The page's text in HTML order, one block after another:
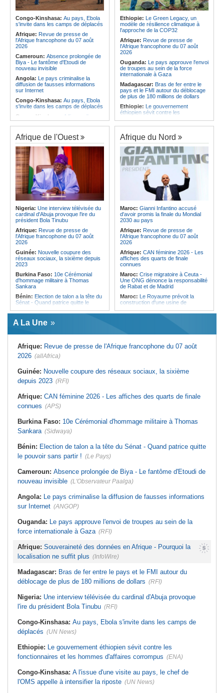
Afrique:La LSF salue le lancement
du premier ETF obligataire
souverain africain (USD) disponible
en Europe
Afrique: Promesse de la finale de la
Coupe du Monde 2030 au Maroc -
Infantino marquera-t-il le but de son
corrige le Kabuscorp en match de
préparation
Angola:Des experts prélèvent des
échantillons pour identifier les
victimes de l'accident de Cuanza-
Sul
Congo-Kinshasa: Au pays, Ebola
s'invite dans les camps de déplacés
Afrique: Revue de presse de
l'Afrique francophone du 07 août
2026
Cameroun: Absence prolongée de
Biya - Le fantôme d'Etoudi de
nouveau invisible
Angola: Le pays criminalise la
diffusion de fausses informations
sur Internet
Congo-Kinshasa: Au pays, Ebola
s'invite dans les camps de déplacés
Congo-Kinshasa:
A l'issue d'une
visite au pays, le chef de l'OMS
appelle à intensifier la riposte
Congo-Kinshasa:Transfert de 15
personnes vers l'AFC/M23
Centrafrique:
Un réseau mondial
de professionnels de la santé
connectés par la télémédecine
Congo-Kinshasa:Ebola au pays -
Africa CDC mise sur les
communautés
Afrique Centrale:L'explosion de la
demande de viande de brousse
extermine la faune sauvage
Ethiopie: Le Green Legacy, un
modèle de résilience climatique à
l'approche de la COP32
Afrique: Revue de presse de
l'Afrique francophone du 07 août
2026
Ouganda: Le pays approuve l'envoi
de troupes au sein de la force
internationale à Gaza
Madagascar: Bras de fer entre le
pays et le FMI autour du déblocage
de plus de 180 millions de dollars
Ethiopie: Le gouvernement
éthiopien sévit contre les
Kenya:Des associations de
femmes marchent pour dénoncer
les disparitions forcées
Afrique:La CEA renforce les
capacités des parlementaires de
l'Afrique de l'Est
Congo-Kinshasa:Après l'accord
avec une branche des FDLR, les
zones d'ombre persistent
Sud-Soudan:Le pays à la croisée
des chemins, alerte l'ONU
Rwanda:Rome et Kigali discutent
d'une possible externalisation au
pays des procédures d'asile à
destination de l'Italie
Afrique de l'Ouest
Nigeria: Une interview télévisée du
cardinal d'Abuja provoque l'ire du
président Bola Tinubu
Afrique: Revue de presse de
l'Afrique francophone du 07 août
2026
Guinée: Nouvelle coupure des
réseaux sociaux, la sixième depuis
2023
Burkina Faso: 10e Cérémonial
d'hommage militaire à Thomas
Sankara
Bénin: Election de talon a la tête du
Sénat - Quand patrice quitte le
Cameroun:
Biya - Le fantôme d'Etoudi de
cardinal d'Abuja provoque l'ire du
président Bola Tinubu
parleur «Djidji Ayôkwé» prend une
dimension politique
Guinée: Le président dissipe les
santé dans un message publié sur X
Afrique:Etats généraux de
rupture
Afrique du Nord
Maroc: Gianni Infantino accusé
d'avoir promis la finale du Mondial
2030 au pays
Afrique: Revue de presse de
l'Afrique francophone du 07 août
2026
Afrique: CAN féminine 2026 - Les
affiches des quarts de finale
connues
Maroc: Crise migratoire à Ceuta -
Une ONG dénonce la responsabilité
de Rabat et de Madrid
Maroc: Le Royaume prévoit la
construction d'une usine de
déchets à Casablanca
agents de sécurité, selon des
associations
Afrique:Promesse de la finale de la
maintien ?
Maroc:Driss Lachguar - Les défis
traitement courageux des causes
profondes
A La Une
Afrique: Revue de presse de l'Afrique francophone du 07 août
2026 (allAfrica)
Guinée: Nouvelle coupure des réseaux sociaux, la sixième
depuis 2023 (RFI)
Afrique: CAN féminine 2026 - Les affiches des quarts de finale
connues (APS)
Burkina Faso: 10e Cérémonial d'hommage militaire à Thomas
Sankara (Sidwaya)
Bénin: Election de talon a la tête du Sénat - Quand patrice quitte
le pouvoir sans partir ! (Le Pays)
Cameroun: Absence prolongée de Biya - Le fantôme d'Etoudi de
nouveau invisible (L'Observateur Paalga)
Angola: Le pays criminalise la diffusion de fausses informations
sur Internet (ANGOP)
Ouganda: Le pays approuve l'envoi de troupes au sein de la
force internationale à Gaza (RFI)
Afrique: Souveraineté des données en Afrique - Pourquoi la
localisation ne suffit plus (InfoWire)
Madagascar: Bras de fer entre le pays et le FMI autour du
déblocage de plus de 180 millions de dollars (RFI)
Nigeria: Une interview télévisée du cardinal d'Abuja provoque
l'ire du président Bola Tinubu (RFI)
Congo-Kinshasa: Au pays, Ebola s'invite dans les camps de
déplacés (UN News)
Ethiopie: Le gouvernement éthiopien sévit contre les
fonctionnaires et les hommes d'affaires corrompus (ENA)
Congo-Kinshasa: A l'issue d'une visite au pays, le chef de
l'OMS appelle à intensifier la riposte (UN News)